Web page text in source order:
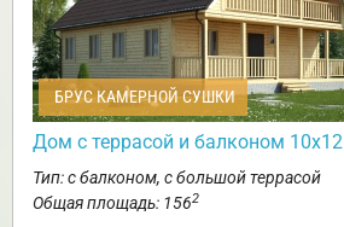
БРУС КАМЕРНОЙ СУШКИ
Дом с террасой и балконом 10х12
Тип: с балконом, с большой террасой
Общая площадь: 1562